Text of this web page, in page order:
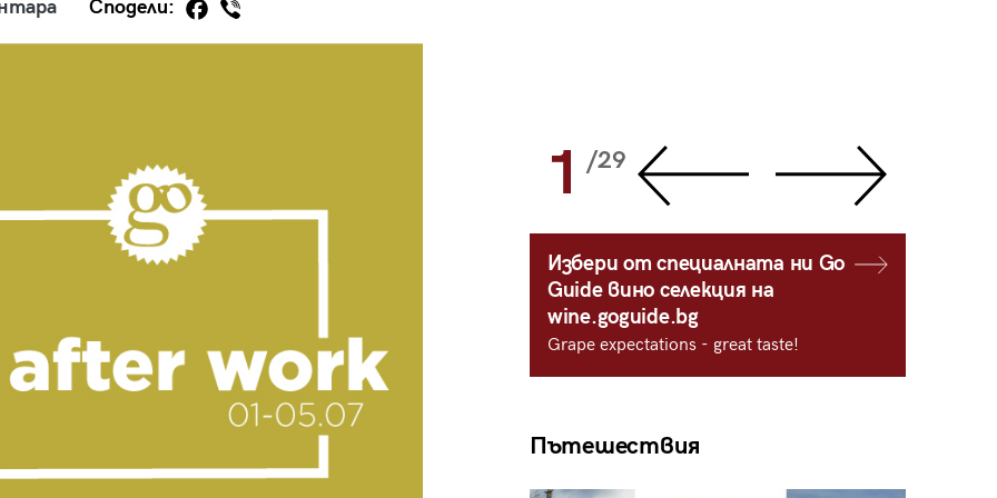
Сподели:
29 1 /29
Избери от специалната ни Go
Guide вино селекция на
wine.goguide.bg
Grape expectations - great taste!
Пътешествия